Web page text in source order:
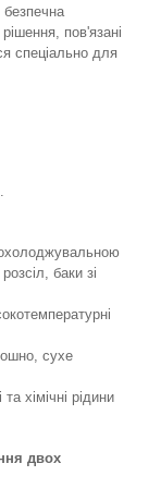
безпечна
рішення, пов'язані
спеціально для
баки зі
сухе
хімічні рідини
двох